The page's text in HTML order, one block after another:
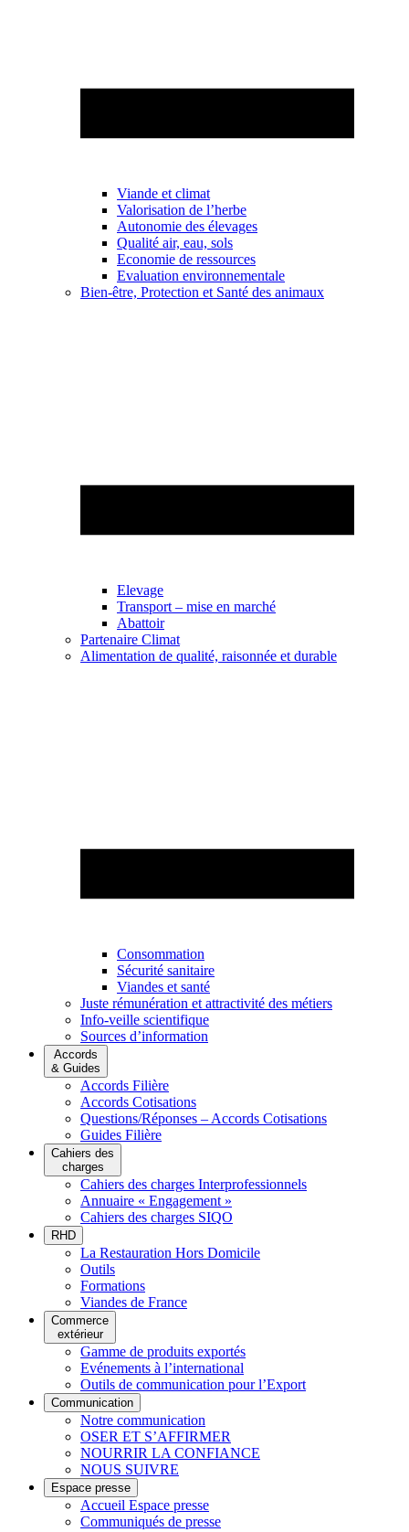
Viande et climat
Valorisation de l’herbe
Autonomie des élevages
Qualité air, eau, sols
Economie de ressources
Evaluation environnementale
Bien-être, Protection et Santé des animaux
Elevage
Transport – mise en marché
Abattoir
Partenaire Climat
Alimentation de qualité, raisonnée et durable
Consommation
Sécurité sanitaire
Viandes et santé
Juste rémunération et attractivité des métiers
Info-veille scientifique
Sources d’information
Accords
& Guides
Accords Filière
Accords Cotisations
Questions/Réponses – Accords Cotisations
Guides Filière
Cahiers des
charges
Cahiers des charges Interprofessionnels
Annuaire « Engagement »
Cahiers des charges SIQO
RHD
La Restauration Hors Domicile
Outils
Formations
Viandes de France
Commerce
extérieur
Gamme de produits exportés
Evénements à l’international
Outils de communication pour l’Export
Communication
Notre communication
OSER ET S’AFFIRMER
NOURRIR LA CONFIANCE
NOUS SUIVRE
Espace presse
Accueil Espace presse
Communiqués de presse